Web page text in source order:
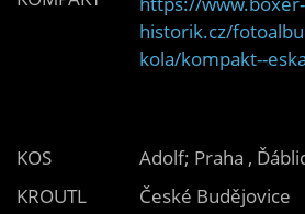
historik.cz/
kola/kompakt--
KOS
Adolf; Praha ,
KROUTL
České Budějovice